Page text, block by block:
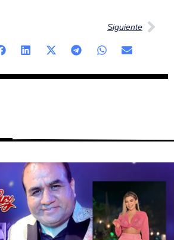
Siguiente
PáginaPágina
Página
Página
Página